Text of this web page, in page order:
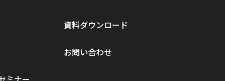
資料ダウンロード
お問い合わせ